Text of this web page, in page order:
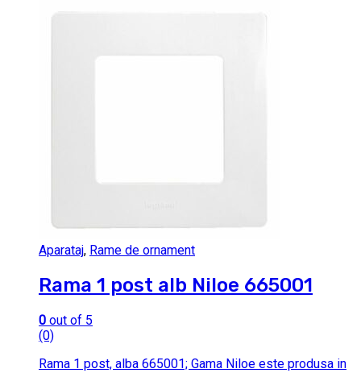
Aparataj, Rame de ornament
Rama 1 post alb Niloe 665001
0 out of 5
(0)
Rama 1 post, alba 665001; Gama Niloe este produsa in